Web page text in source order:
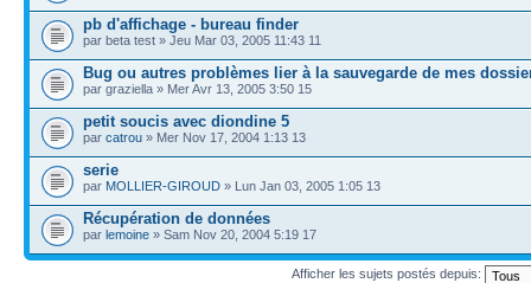
pb d'affichage - bureau finder
par beta test » Jeu Mar 03, 2005 11:43 11
Bug ou autres problèmes lier à la sauvegarde de mes
par graziella » Mer Avr 13, 2005 3:50 15
petit soucis avec diondine 5
par catrou » Mer Nov 17, 2004 1:13 13
serie
par MOLLIER-GIROUD » Lun Jan 03, 2005 1:05 13
Récupération de données
par lemoine » Sam Nov 20, 2004 5:19 17
Afficher les sujets postés depuis: